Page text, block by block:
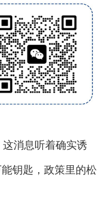
消息听着确实诱
钥匙，政策里的松